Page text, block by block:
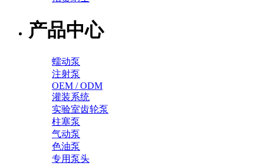
产品中心
蠕动泵
注射泵
OEM / ODM
灌装系统
实验室齿轮泵
柱塞泵
气动泵
色油泵
专用泵头